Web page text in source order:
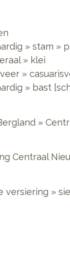
» stam »
» klei
veer »
» bast
»
Centraal
versiering »